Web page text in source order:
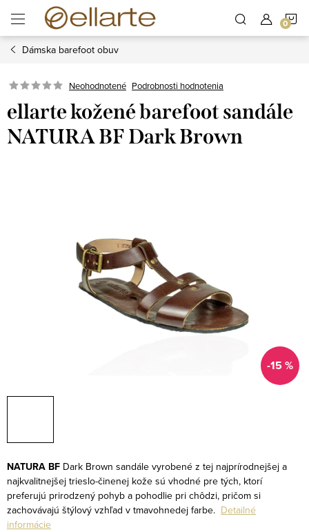
obsah
Dámska barefoot obuv
Neohodnotené Podrobnosti hodnotenia
ellarte kožené barefoot sandále
NATURA BF Dark Brown
-15 %
NATURA BF Dark Brown sandále vyrobené z tej najprírodnejšej a
najkvalitnejšej trieslo-činenej kože sú vhodné pre tých, ktorí
preferujú prirodzený pohyb a pohodlie pri chôdzi, pričom si
zachovávajú štýlový vzhľad v tmavohnedej farbe. Detailné
informácie